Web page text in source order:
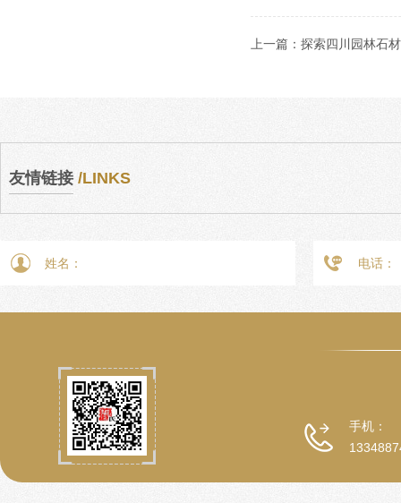
上一篇： 探索四川园林石
友情链接 /LINKS
手机：